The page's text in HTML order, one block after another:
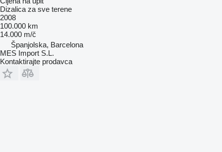
Dizalica za sve terene
2008
100.000 km
14.000 m/č
Španjolska, Barcelona
MES Import S.L.
Kontaktirajte prodavca